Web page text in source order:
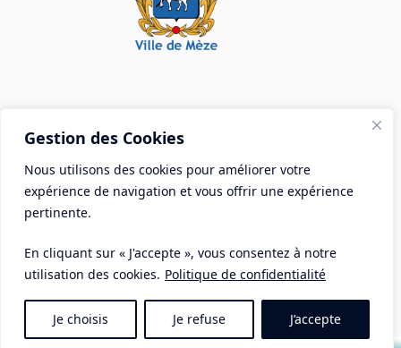
Gestion des Cookies
Nous utilisons des cookies pour améliorer votre
expérience de navigation et vous offrir une expérience
pertinente.
En cliquant sur « J'accepte », vous consentez à notre
utilisation des cookies. Politique de confidentialité
Je choisis Je refuse J’accepte
Mairie de Mèze
Place Aristide Briand - BP 28 34140 Mèze
Tél :04 67 18 30 30
Mail :
Mentions Légales